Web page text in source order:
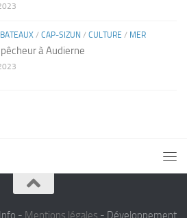
BATEAUX / CAP-SIZUN / CULTURE / MER
pêcheur à Audierne
- Mentions légales - Développement